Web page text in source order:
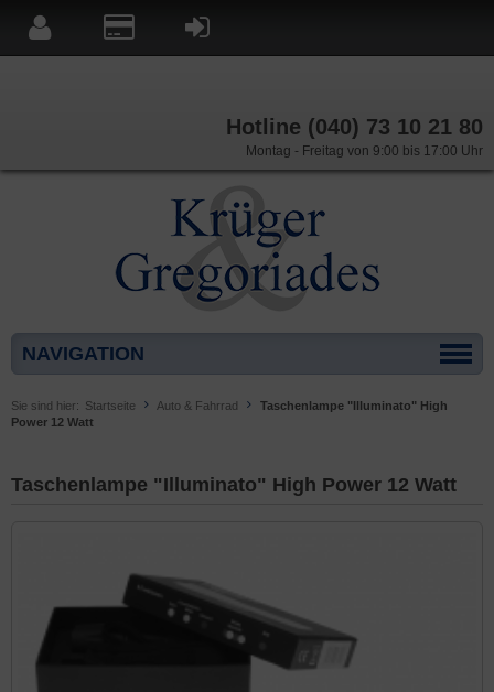
Hotline (040) 73 10 21 80
Montag - Freitag von 9:00 bis 17:00 Uhr
NAVIGATION
Sie sind hier: Startseite Auto & Fahrrad
Taschenlampe "Illuminato" High
Power 12 Watt
Taschenlampe "Illuminato" High Power 12 Watt